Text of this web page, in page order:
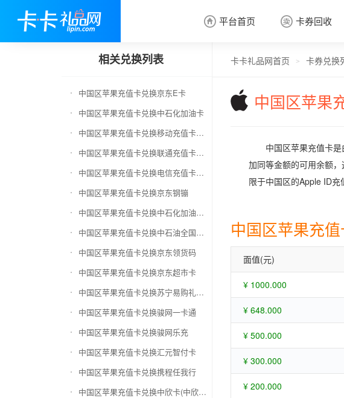
 平台首页  卡券回收
 卡券回收
相关兑换列表
中国区苹果充值卡兑换京东E卡
中国区苹果充值卡兑换中石化加油卡
中国区苹果充值卡兑换移动充值卡（面值千万别选错）
中国区苹果充值卡兑换联通充值卡（面值千万别选错）
中国区苹果充值卡兑换电信充值卡（面值千万别选错）
中国区苹果充值卡兑换京东钢镚
中国区苹果充值卡兑换中石化加油卡无卡号（面值千万别选错）
中国区苹果充值卡兑换中石油全国充值卡
中国区苹果充值卡兑换京东领货码
中国区苹果充值卡兑换京东超市卡
中国区苹果充值卡兑换苏宁易购礼品卡
中国区苹果充值卡兑换骏网一卡通
中国区苹果充值卡兑换骏网乐充
中国区苹果充值卡兑换汇元智付卡
中国区苹果充值卡兑换携程任我行
中国区苹果充值卡兑换中欣卡(中欣通卡)
卡卡礼品网首页 > 卡券兑换
中国区苹果
中国区苹果充值卡
加同等金额的可用余额
限于中国区的Apple ID充
中国区苹果充
面值(元)
¥ 1000.000
¥ 648.000
¥ 500.000
¥ 300.000
¥ 200.000